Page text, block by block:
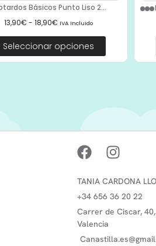
Básicos Punto Liso 2...
13,90€ - 18,90€ IVA Incluido
Seleccionar opciones
TANIA CARDONA
+34 656 36 20 22
Carrer de Ciscar,
Valencia